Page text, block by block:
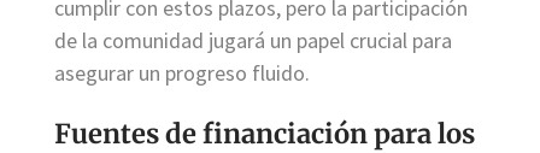
cumplir con estos plazos, pero la participación
de la comunidad jugará un papel crucial para
asegurar un progreso fluido.
Fuentes de financiación para los